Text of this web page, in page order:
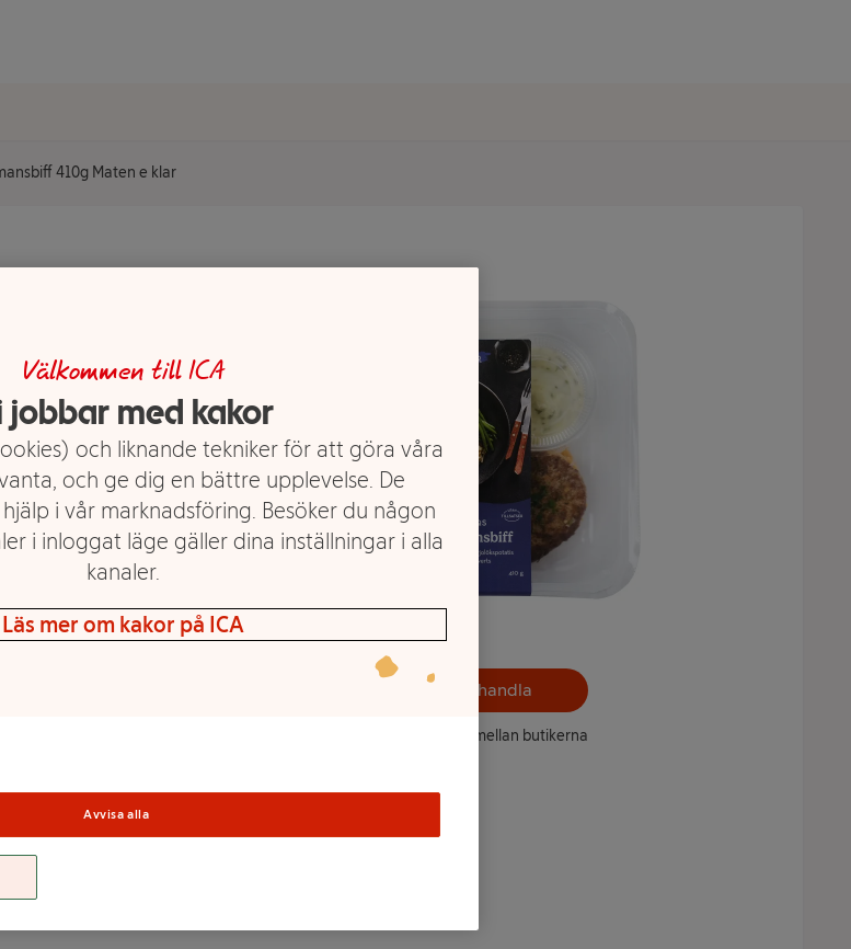
410g Maten e klar
e
gurkmeja),
Välj butik och handla
Sortimentet kan variera mellan butikerna
Välkommen till ICA
jobbar med kakor
och liknande tekniker för att göra våra
och ge dig en bättre upplevelse. De
i vår marknadsföring. Besöker du någon
i inloggat läge gäller dina inställningar i alla
kanaler.
Läs mer om kakor på ICA
Avvisa alla